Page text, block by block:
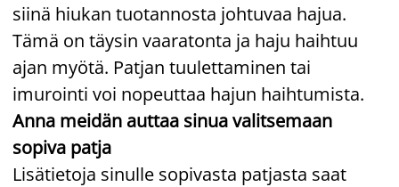
siinä hiukan tuotannosta johtuvaa hajua.
Tämä on täysin vaaratonta ja haju haihtuu
ajan myötä. Patjan tuulettaminen tai
imurointi voi nopeuttaa hajun haihtumista.
Anna meidän auttaa sinua valitsemaan
sopiva patja
Lisätietoja sinulle sopivasta patjasta saat